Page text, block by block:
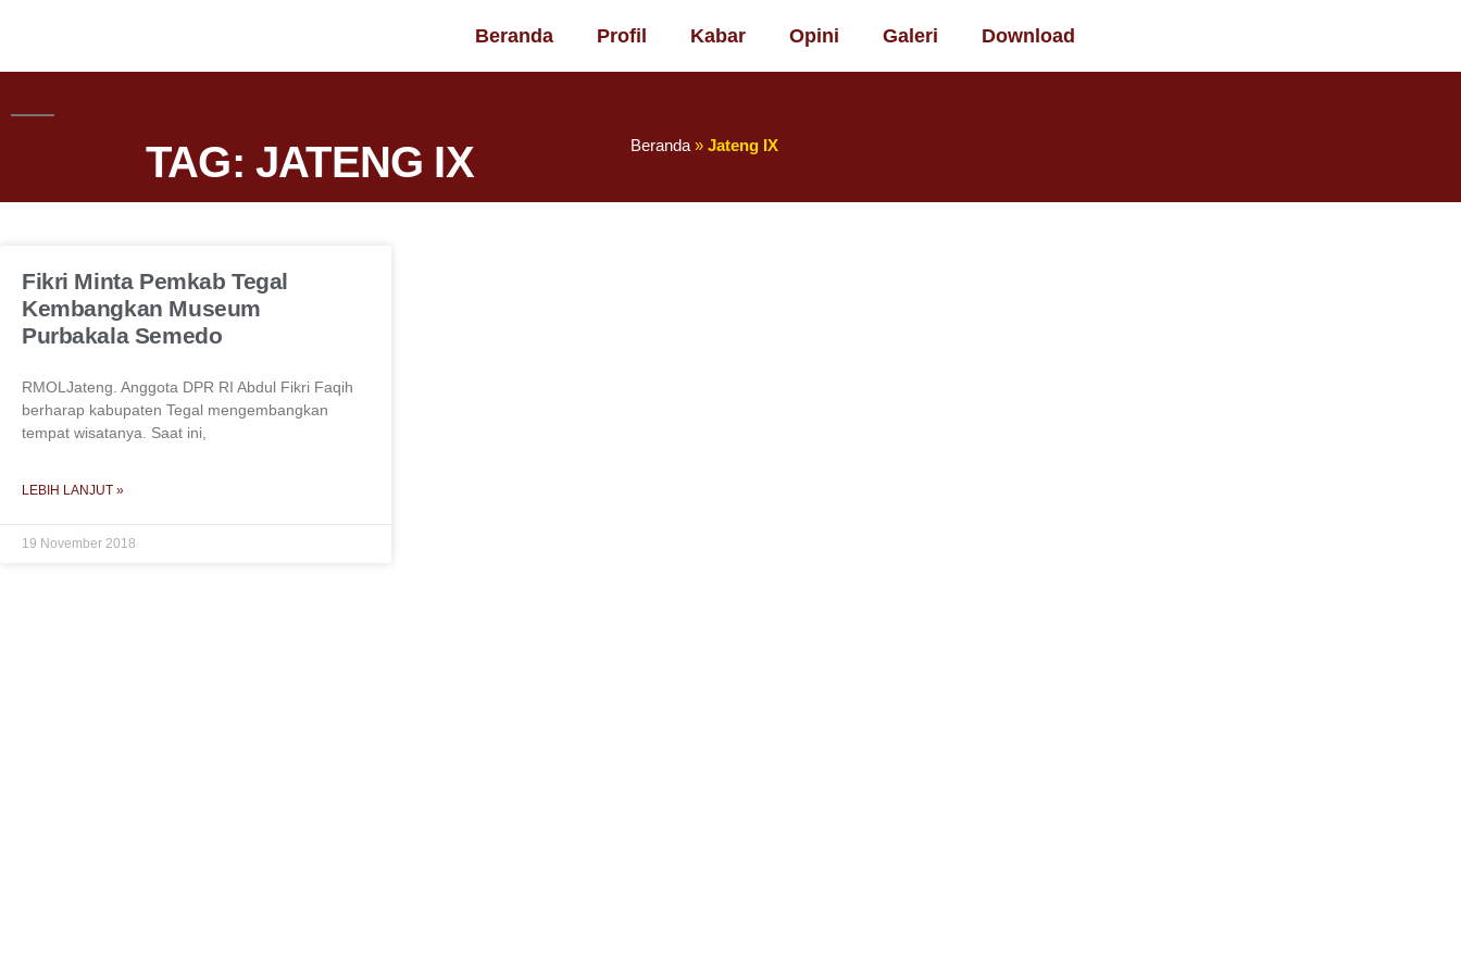
Beranda Profil Kabar Opini Galeri Download
TAG: JATENG IX Beranda » Jateng IX
Fikri Minta Pemkab Tegal
Kembangkan Museum
Purbakala Semedo
RMOLJateng. Anggota DPR RI Abdul Fikri Faqih
berharap kabupaten Tegal mengembangkan
tempat wisatanya. Saat ini,
LEBIH LANJUT »
19 November 2018